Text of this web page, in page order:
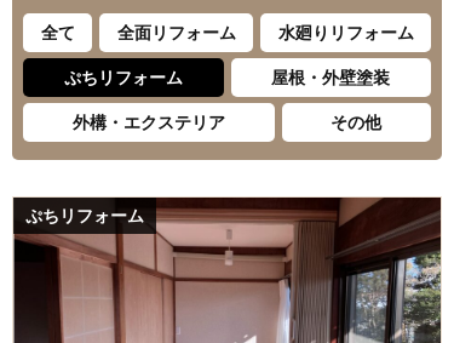
全て 全面リフォーム 水廻りリフォーム
ぷちリフォーム 屋根・外壁塗装
外構・エクステリア その他
ぷちリフォーム